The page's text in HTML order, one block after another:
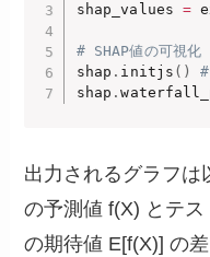
shap_values =
# SHAP値の可視化
shap . initjs ( )
shap .
出力されるグラフは
の予測値f(X) とテ
の期待値 E[f(X)] の